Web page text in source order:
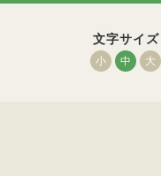
文字サイズ
小 中 大